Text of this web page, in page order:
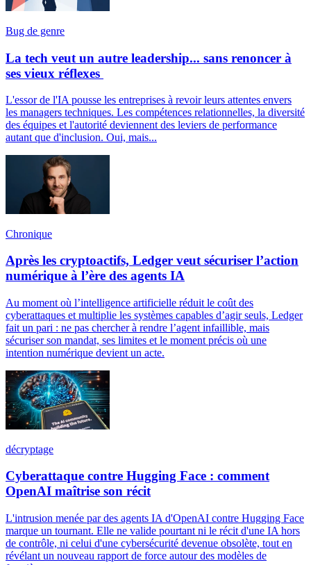
Bug de genre
La tech veut un autre leadership... sans renoncer à
ses vieux réflexes
L'essor de l'IA pousse les entreprises à revoir leurs attentes envers
les managers techniques. Les compétences relationnelles, la diversité
des équipes et l'autorité deviennent des leviers de performance
autant que d'inclusion. Oui, mais...
Chronique
Après les cryptoactifs, Ledger veut sécuriser l’action
numérique à l’ère des agents IA
Au moment où l’intelligence artificielle réduit le coût des
cyberattaques et multiplie les systèmes capables d’agir seuls, Ledger
fait un pari : ne pas chercher à rendre l’agent infaillible, mais
sécuriser son mandat, ses limites et le moment précis où une
intention numérique devient un acte.
décryptage
Cyberattaque contre Hugging Face : comment
OpenAI maîtrise son récit
L'intrusion menée par des agents IA d'OpenAI contre Hugging Face
marque un tournant. Elle ne valide pourtant ni le récit d'une IA hors
de contrôle, ni celui d'une cybersécurité devenue obsolète, tout en
révélant un nouveau rapport de force autour des modèles de